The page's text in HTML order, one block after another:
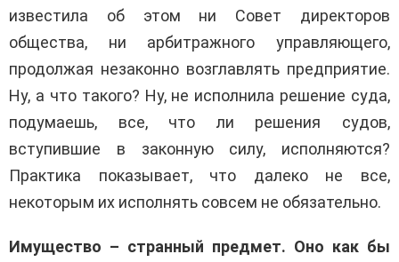
известила об этом ни Совет директоров
общества, ни арбитражного управляющего,
продолжая незаконно возглавлять предприятие.
Ну, а что такого? Ну, не исполнила решение суда,
подумаешь, все, что ли решения судов,
вступившие в законную силу, исполняются?
Практика показывает, что далеко не все,
некоторым их исполнять совсем не обязательно.
Имущество – странный предмет. Оно как бы